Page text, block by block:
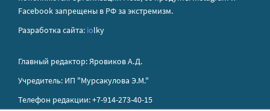
Facebook запрещены в РФ за экстремизм.
Разработка сайта: iolky
Главный редактор: Яровиков А.Д.
Учредитель: ИП "Мурсакулова Э.М."
Телефон редакции: +7-914-273-40-15